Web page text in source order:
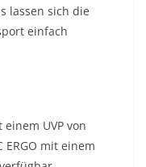
lassen sich die
einfach
einem UVP von
ERGO mit einem